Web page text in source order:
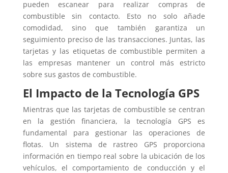
pueden escanear para realizar compras de
combustible sin contacto. Esto no solo añade
comodidad, sino que también garantiza un
seguimiento preciso de las transacciones. Juntas, las
tarjetas y las etiquetas de combustible permiten a
las empresas mantener un control más estricto
sobre sus gastos de combustible.
El Impacto de la Tecnología GPS
Mientras que las tarjetas de combustible se centran
en la gestión financiera, la tecnología GPS es
fundamental para gestionar las operaciones de
flotas. Un sistema de rastreo GPS proporciona
información en tiempo real sobre la ubicación de los
vehículos, el comportamiento de conducción y el